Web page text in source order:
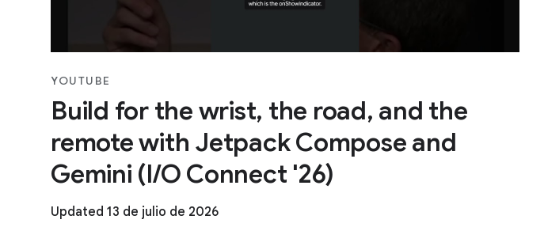
YOUTUBE
Build for the wrist, the road, and the
remote with Jetpack Compose and
Gemini (I/O Connect '26)
Updated 13 de julio de 2026